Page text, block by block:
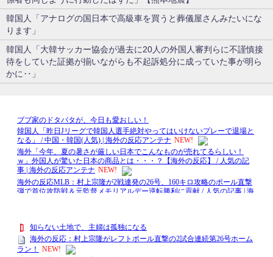
韓国人「アナログの国日本で高級車を買うと葬儀屋さんみたいにな
ります」
韓国人「大韓サッカー協会が過去に20人の外国人審判らに不謹慎接
待をしていた証拠が揃いながらも不起訴処分に成っていた事が明ら
かに‥」